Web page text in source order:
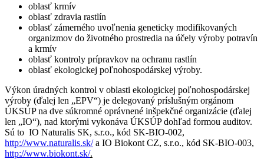
oblasť krmív
oblasť zdravia rastlín
oblasť zámerného uvoľnenia geneticky modifikovaných
organizmov do životného prostredia na účely výroby potravín
a krmív
oblasť kontroly prípravkov na ochranu rastlín
oblasť ekologickej poľnohospodárskej výroby.
Výkon úradných kontrol v oblasti ekologickej poľnohospodárskej
výroby (ďalej len „EPV“) je delegovaný príslušným orgánom
ÚKSÚP na dve súkromné oprávnené inšpekčné organizácie (ďalej
len „IO“), nad ktorými vykonáva ÚKSÚP dohľad formou auditov.
Sú to IO Naturalis SK, s.r.o., kód SK-BIO-002,
http://www.naturalis.sk/a IO Biokont CZ, s.r.o., kód SK-BIO-003,
http://www.biokont.sk/.